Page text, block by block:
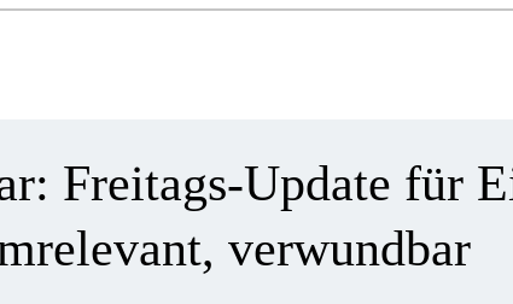
Freitags-Update für
verwundbar